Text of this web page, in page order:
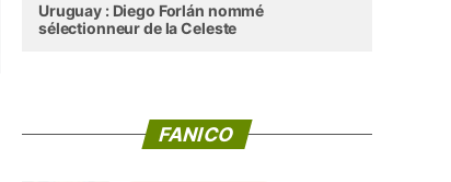
Uruguay : Diego Forlán nommé
sélectionneur de la Celeste
FANICO